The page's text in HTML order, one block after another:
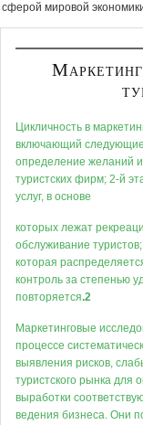
сферой мировой
Цикличность в
включающий
определение желаний
туристских фирм; 2-й
услуг, в основе
которых лежат
обслуживание
которая
контроль за степенью
повторяется.2
Маркетинговые
процессе
выявления рисков,
туристского рынка
выработки
ведения бизнеса. Они